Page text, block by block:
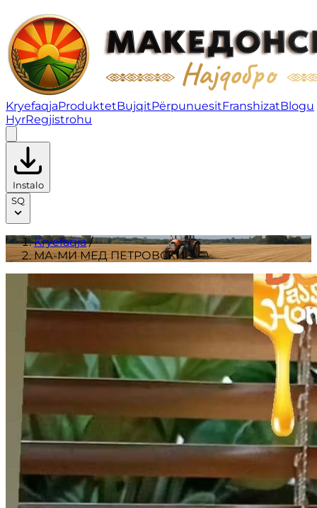
МА-МИ МЕД ПЕТРОВСКИ | Produktet
KryefaqjaProduktetBujqitPërpunuesitFranshizatBlogu
HyrRegjistrohu
Instalo
SQ
Kryefaqja/
МА-МИ МЕД ПЕТРОВСКИ